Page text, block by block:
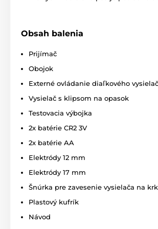
jednej vysielačky.
Vysielačka má zabudovaný
impulzu, zvoleného psa a
Predný panel je osadený tlačidlami na
Dĺžka obojku
Dogtrace D-Control 610 má
obojok v čiernej farbe a
Obsah balenia
Prijímač
Obojok
Externé ovládanie diaľkového
Vysielač s klipsom na opasok
Testovacia výbojka
2x batérie CR2 3V
2x batérie AA
Elektródy 12 mm
Elektródy 17 mm
Šnúrka pre zavesenie vysielača na krk
Plastový kufrík
Návod